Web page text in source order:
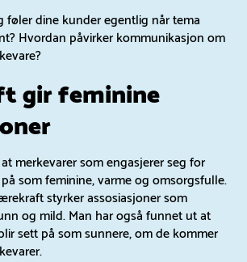
føler dine kunder egentlig når tema
Hvordan påvirker kommunikasjon om
gir feminine
merkevarer som engasjerer seg for
som feminine, varme og omsorgsfulle.
styrker assosiasjoner som
og mild. Man har også funnet ut at
sett på som sunnere, om de kommer